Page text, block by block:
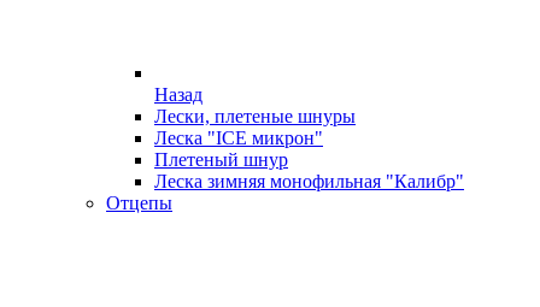
Назад
Лески, плетеные шнуры
Леска "ICE микрон"
Плетеный шнур
Леска зимняя монофильная "Калибр"
Отцепы